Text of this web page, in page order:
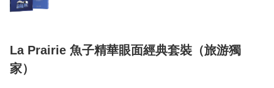
La Prairie 魚子精華眼面經典套裝（旅游獨
家）